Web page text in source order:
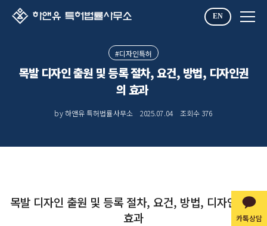
EN
카톡상담
#디자인특허
목발 디자인 출원 및 등록 절차, 요건, 방법, 디자인권
의 효과 ​
by 하앤유 특허법률사무소 2025.07.04 조회수 376
목발 디자인 출원 및 등록 절차, 요건, 방법, 디자인권의
효과